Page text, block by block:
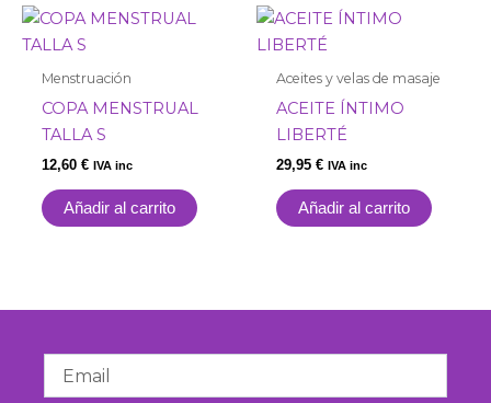
Menstruación
COPA MENSTRUAL
TALLA S
12,60 € IVA inc
Añadir al carrito
Aceites y velas de masaje
ACEITE ÍNTIMO
LIBERTÉ
29,95 € IVA inc
Añadir al carrito